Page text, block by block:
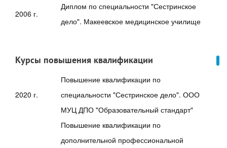
2006 г.
Диплом по специальности "Сестринское
дело". Макеевское медицинское училище
Курсы повышения квалификации
2020 г.
Повышение квалификации по
специальности "Сестринское дело". ООО
МУЦ ДПО "Образовательный стандарт"
Повышение квалификации по
дополнительной профессиональной